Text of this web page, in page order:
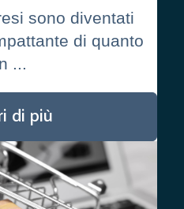
sono diventati
di quanto
...
di più